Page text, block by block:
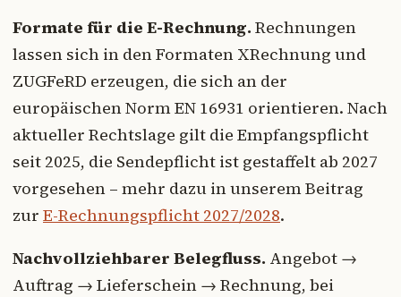
Formate für die E-Rechnung. Rechnungen
lassen sich in den Formaten XRechnung und
ZUGFeRD erzeugen, die sich an der
europäischen Norm EN 16931 orientieren. Nach
aktueller Rechtslage gilt die Empfangspflicht
seit 2025, die Sendepflicht ist gestaffelt ab 2027
vorgesehen – mehr dazu in unserem Beitrag
zur E-Rechnungspflicht 2027/2028.
Nachvollziehbarer Belegfluss. Angebot →
Auftrag → Lieferschein → Rechnung, bei